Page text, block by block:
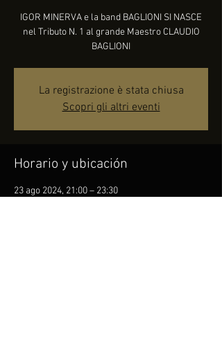
IGOR MINERVA e la band BAGLIONI SI NASCE
nel Tributo N. 1 al grande Maestro CLAUDIO
BAGLIONI
La registrazione è stata chiusa
Scopri gli altri eventi
Horario y ubicación
23 ago 2024, 21:00 – 23:30